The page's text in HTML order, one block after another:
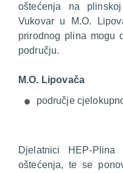
oštećenja na
Vukovar u M.O.
prirodnog plina mogu
području.
M.O. Lipovača
područje
Djelatnici HEP-
oštećenja, te se